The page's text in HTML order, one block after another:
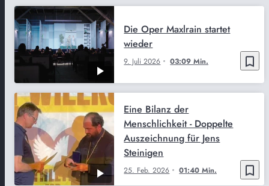
bookmark_border
9. Juli 2026 03:09 Min.
Die Oper Maxlrain startet
wieder
bookmark_border
25. Feb. 2026 01:40 Min.
Eine Bilanz der
Menschlichkeit - Doppelte
Auszeichnung für Jens
Steinigen